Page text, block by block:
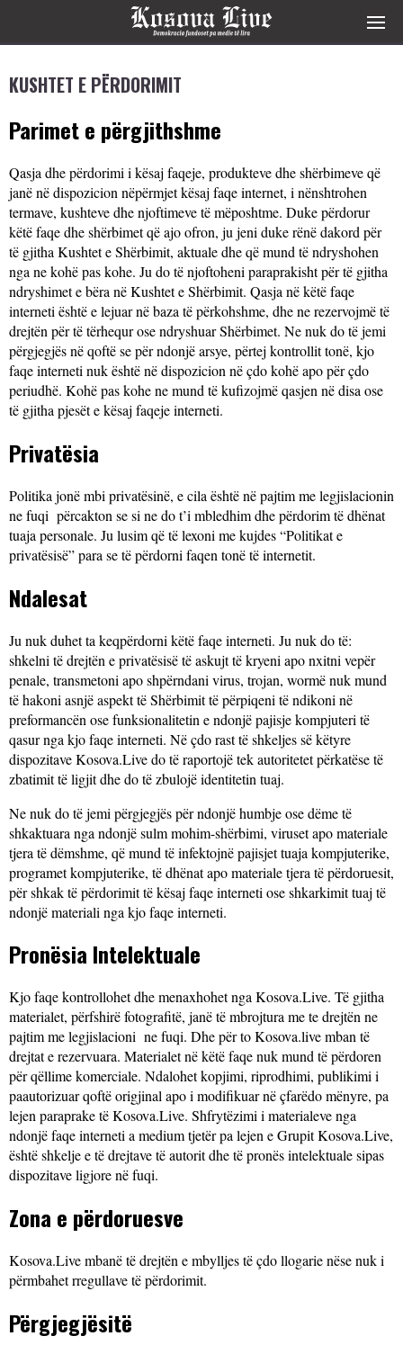
KUSHTET E PËRDORIMIT
Parimet e përgjithshme
Qasja dhe përdorimi i kësaj faqeje, produkteve dhe shërbimeve që
janë në dispozicion nëpërmjet kësaj faqe internet, i nënshtrohen
termave, kushteve dhe njoftimeve të mëposhtme. Duke përdorur
këtë faqe dhe shërbimet që ajo ofron, ju jeni duke rënë dakord për
të gjitha Kushtet e Shërbimit, aktuale dhe që mund të ndryshohen
nga ne kohë pas kohe. Ju do të njoftoheni paraprakisht për të gjitha
ndryshimet e bëra në Kushtet e Shërbimit. Qasja në këtë faqe
interneti është e lejuar në baza të përkohshme, dhe ne rezervojmë të
drejtën për të tërhequr ose ndryshuar Shërbimet. Ne nuk do të jemi
përgjegjës në qoftë se për ndonjë arsye, përtej kontrollit tonë, kjo
faqe interneti nuk është në dispozicion në çdo kohë apo për çdo
periudhë. Kohë pas kohe ne mund të kufizojmë qasjen në disa ose
të gjitha pjesët e kësaj faqeje interneti.
Privatësia
Politika jonë mbi privatësinë, e cila është në pajtim me legjislacionin
ne fuqi përcakton se si ne do t’i mbledhim dhe përdorim të dhënat
tuaja personale. Ju lusim që të lexoni me kujdes “Politikat e
privatësisë” para se të përdorni faqen tonë të internetit.
Ndalesat
Ju nuk duhet ta keqpërdorni këtë faqe interneti. Ju nuk do të:
shkelni të drejtën e privatësisë të askujt të kryeni apo nxitni vepër
penale, transmetoni apo shpërndani virus, trojan, wormë nuk mund
të hakoni asnjë aspekt të Shërbimit të përpiqeni të ndikoni në
preformancën ose funksionalitetin e ndonjë pajisje kompjuteri të
qasur nga kjo faqe interneti. Në çdo rast të shkeljes së këtyre
dispozitave Kosova.Live do të raportojë tek autoritetet përkatëse të
zbatimit të ligjit dhe do të zbulojë identitetin tuaj.
Ne nuk do të jemi përgjegjës për ndonjë humbje ose dëme të
shkaktuara nga ndonjë sulm mohim-shërbimi, viruset apo materiale
tjera të dëmshme, që mund të infektojnë pajisjet tuaja kompjuterike,
programet kompjuterike, të dhënat apo materiale tjera të përdoruesit,
për shkak të përdorimit të kësaj faqe interneti ose shkarkimit tuaj të
ndonjë materiali nga kjo faqe interneti.
Pronësia Intelektuale
Kjo faqe kontrollohet dhe menaxhohet nga Kosova.Live. Të gjitha
materialet, përfshirë fotografitë, janë të mbrojtura me te drejtën ne
pajtim me legjislacioni ne fuqi. Dhe për to Kosova.live mban të
drejtat e rezervuara. Materialet në këtë faqe nuk mund të përdoren
për qëllime komerciale. Ndalohet kopjimi, riprodhimi, publikimi i
paautorizuar qoftë origjinal apo i modifikuar në çfarëdo mënyre, pa
lejen paraprake të Kosova.Live. Shfrytëzimi i materialeve nga
ndonjë faqe interneti a medium tjetër pa lejen e Grupit Kosova.Live,
është shkelje e të drejtave të autorit dhe të pronës intelektuale sipas
dispozitave ligjore në fuqi.
Zona e përdoruesve
Kosova.Live mbanë të drejtën e mbylljes të çdo llogarie nëse nuk i
përmbahet rregullave të përdorimit.
Përgjegjësitë